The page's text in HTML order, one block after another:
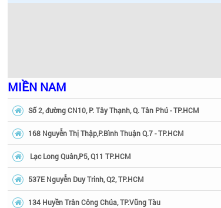
MIỀN NAM
Số 2, đường CN10, P. Tây Thạnh, Q. Tân Phú - TP.HCM
168 Nguyễn Thị Thập,P.Bình Thuận Q.7 - TP.HCM
Lạc Long Quân,P5, Q11 TP.HCM
537E Nguyễn Duy Trinh, Q2, TP.HCM
134 Huyền Trân Công Chúa, TP.Vũng Tàu